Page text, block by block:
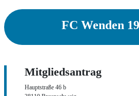
FC Wenden
Mitgliedsantrag
Hauptstraße 46 b